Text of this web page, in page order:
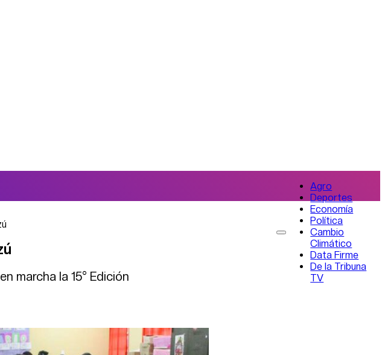
Agro
Deportes
Economía
Política
Cambio
Climático
Data Firme
De la Tribuna
TV
marcha la 15° Edición